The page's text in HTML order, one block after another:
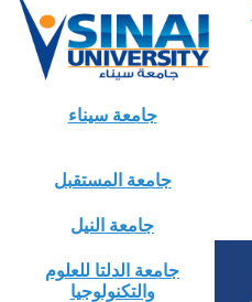
جامعة سيناء
جامعة المستقبل
جامعة النيل
جامعة الدلتا للعلوم
والتكنولوجيا